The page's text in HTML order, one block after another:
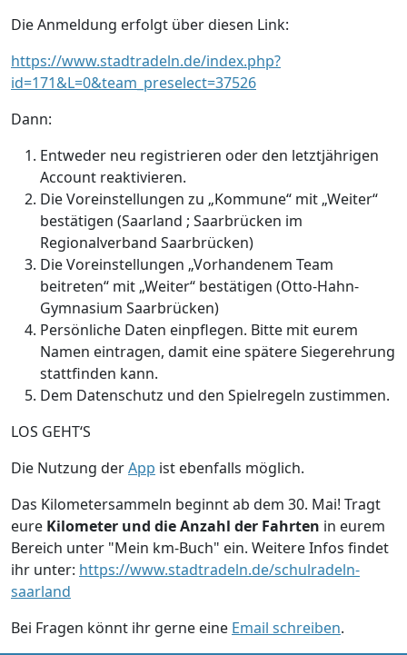
Die Anmeldung erfolgt über diesen Link:
https://www.stadtradeln.de/index.php?
id=171&L=0&team_preselect=37526
Dann:
Entweder neu registrieren oder den letztjährigen
Account reaktivieren.
Die Voreinstellungen zu „Kommune“ mit „Weiter“
bestätigen (Saarland ; Saarbrücken im
Regionalverband Saarbrücken)
Die Voreinstellungen „Vorhandenem Team
beitreten“ mit „Weiter“ bestätigen (Otto-Hahn-
Gymnasium Saarbrücken)
Persönliche Daten einpflegen. Bitte mit eurem
Namen eintragen, damit eine spätere Siegerehrung
stattfinden kann.
Dem Datenschutz und den Spielregeln zustimmen.
LOS GEHT‘S
Die Nutzung derApp ist ebenfalls möglich.
Das Kilometersammeln beginnt ab dem 30. Mai! Tragt
eure Kilometer und die Anzahl der Fahrten in eurem
Bereich unter "Mein km-Buch" ein. Weitere Infos findet
ihr unter: https://www.stadtradeln.de/schulradeln-
saarland
Bei Fragen könnt ihr gerne eine Email schreiben.